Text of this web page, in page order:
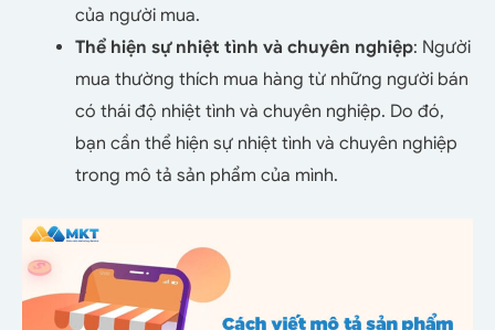
của người mua.
Thể hiện sự nhiệt tình và chuyên nghiệp: Người
mua thường thích mua hàng từ những người bán
có thái độ nhiệt tình và chuyên nghiệp. Do đó,
bạn cần thể hiện sự nhiệt tình và chuyên nghiệp
trong mô tả sản phẩm của mình.